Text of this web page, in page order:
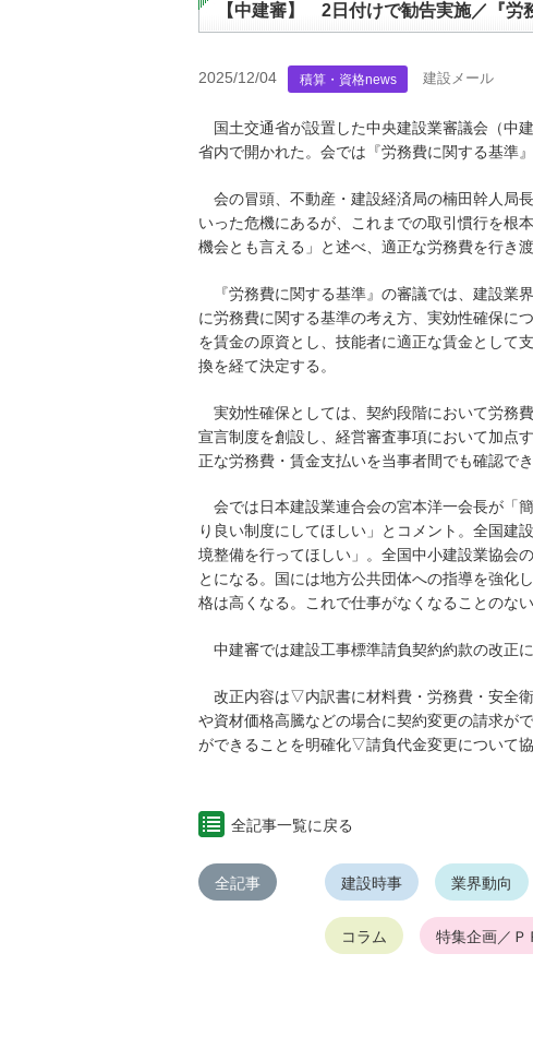
【中建審】 2日付けで勧告実施／『労
2025/12/04 積算・資格news 建設メール
国土交通省が設置した中央建設業審議会（中
省内で開かれた。会では『労務費に関する基準
会の冒頭、不動産・建設経済局の楠田幹人局
いった危機にあるが、これまでの取引慣行を根
機会とも言える」と述べ、適正な労務費を行き
『労務費に関する基準』の審議では、建設業
に労務費に関する基準の考え方、実効性確保に
を賃金の原資とし、技能者に適正な賃金として
換を経て決定する。
実効性確保としては、契約段階において労務
宣言制度を創設し、経営審査事項において加点
正な労務費・賃金支払いを当事者間でも確認で
会では日本建設業連合会の宮本洋一会長が「
り良い制度にしてほしい」とコメント。全国建
境整備を行ってほしい」。全国中小建設業協会
とになる。国には地方公共団体への指導を強化
格は高くなる。これで仕事がなくなることのな
中建審では建設工事標準請負契約約款の改正に
改正内容は▽内訳書に材料費・労務費・安全
や資材価格高騰などの場合に契約変更の請求が
ができることを明確化▽請負代金変更について
全記事一覧に戻る
全記事 建設時事 業界動向
コラム 特集企画／Ｐ